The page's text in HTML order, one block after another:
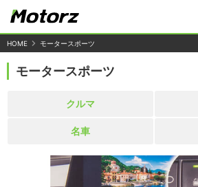
HOME モータースポーツ
モータースポーツ
クルマ
名車